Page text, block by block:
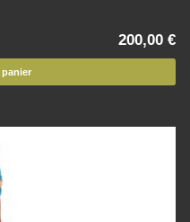
200,00 €